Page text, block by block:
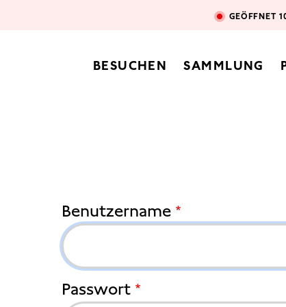
Top Navigation
BESUCHEN SAMMLUNG
GEÖFFNET
Main Content
Benutzername
Passwort